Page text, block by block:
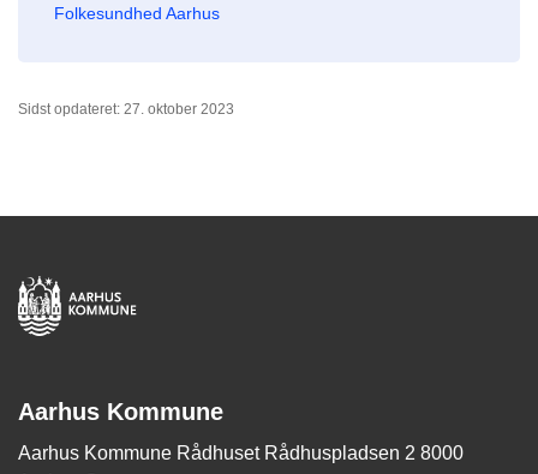
Folkesundhed Aarhus
Sidst opdateret: 27. oktober 2023
Aarhus Kommune
Aarhus Kommune Rådhuset Rådhuspladsen 2 8000